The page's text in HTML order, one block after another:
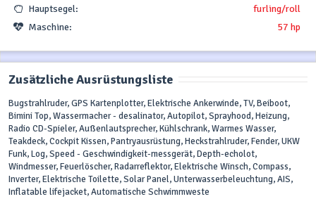
Hauptsegel:
furling/roll
Maschine:
57 hp
Zusätzliche Ausrüstungsliste
Bugstrahlruder, GPS Kartenplotter, Elektrische Ankerwinde, TV, Beiboot,
Bimini Top, Wassermacher - desalinator, Autopilot, Sprayhood, Heizung,
Radio CD-Spieler, Außenlautsprecher, Kühlschrank, Warmes Wasser,
Teakdeck, Cockpit Kissen, Pantryausrüstung, Heckstrahlruder, Fender, UKW
Funk, Log, Speed - Geschwindigkeit-messgerät, Depth-echolot,
Windmesser, Feuerlöscher, Radarreflektor, Elektrische Winsch, Compass,
Inverter, Elektrische Toilette, Solar Panel, Unterwasserbeleuchtung, AIS,
Inflatable lifejacket, Automatische Schwimmweste